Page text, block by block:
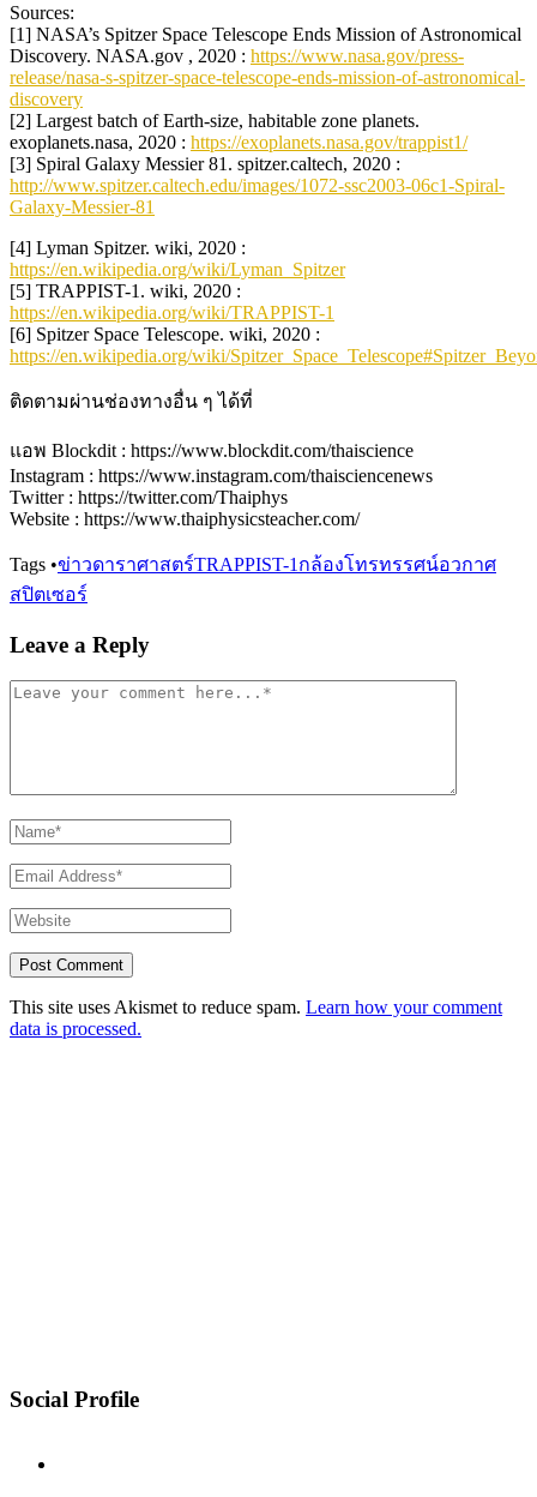
Sources:
[1] NASA’s Spitzer Space Telescope Ends Mission of Astronomical
Discovery. NASA.gov , 2020 : https://www.nasa.gov/press-
release/nasa-s-spitzer-space-telescope-ends-mission-of-astronomical-
discovery
[2] Largest batch of Earth-size, habitable zone planets.
exoplanets.nasa, 2020 : https://exoplanets.nasa.gov/trappist1/
[3] Spiral Galaxy Messier 81. spitzer.caltech, 2020 :
http://www.spitzer.caltech.edu/images/1072-ssc2003-06c1-Spiral-
Galaxy-Messier-81
[4] Lyman Spitzer. wiki, 2020 :
https://en.wikipedia.org/wiki/Lyman_Spitzer
[5] TRAPPIST-1. wiki, 2020 :
https://en.wikipedia.org/wiki/TRAPPIST-1
[6] Spitzer Space Telescope. wiki, 2020 :
https://en.wikipedia.org/wiki/
ติดตามผ่านช่องทางอื่น ๆ ได้ที่
แอพ Blockdit : https://www.blockdit.com/thaiscience
Instagram : https://www.instagram.com/thaisciencenews
Twitter : https://twitter.com/Thaiphys
Website : https://www.thaiphysicsteacher.com/
Tags •ข่าวดาราศาสตร์TRAPPIST-1 กล้องโทรทรรศน์อวกาศ
สปิตเซอร์
Leave a Reply
This site uses Akismet to reduce spam. Learn how your comment
data is processed.
Social Profile